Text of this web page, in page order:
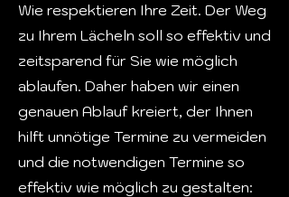
Wie respektieren Ihre Zeit. Der Weg
zu Ihrem Lächeln soll so effektiv und
zeitsparend für Sie wie möglich
ablaufen. Daher haben wir einen
genauen Ablauf kreiert, der Ihnen
hilft unnötige Termine zu vermeiden
und die notwendigen Termine so
effektiv wie möglich zu gestalten: